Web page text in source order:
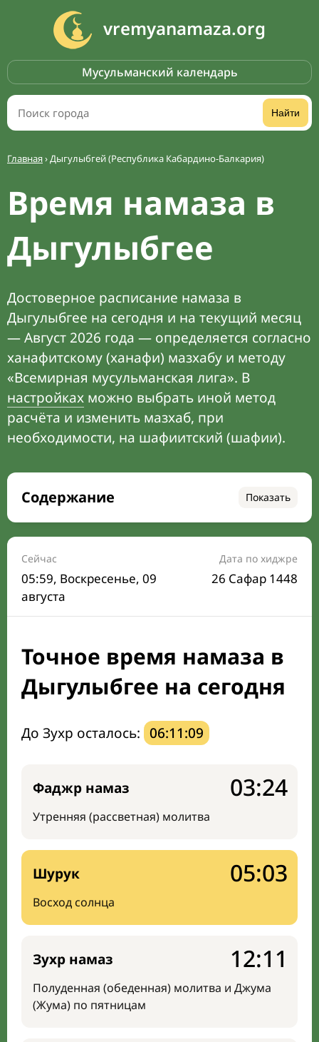
vremyanamaza.org
Мусульманский календарь
Найти
Главная›Дыгулыбгей (Республика Кабардино-Балкария)
Время намаза в
Дыгулыбгее
Достоверное расписание намаза в
Дыгулыбгее на сегодня и на текущий месяц
— Август 2026 года — определяется согласно
ханафитскому (ханафи) мазхабу и методу
«Всемирная мусульманская лига». В
настройках можно выбрать иной метод
расчёта и изменить мазхаб, при
необходимости, на шафиитский (шафии).
Содержание Показать
Время намаза на сегодня
Расписание на месяц
Время Сухура и Ифтара на сегодня
Календарь рамадана
Мечети и молельные комнаты
Направление киблы
Сейчас
05:59, Воскресенье, 09
августа
Дата по хиджре
26 Сафар 1448
Точное время намаза в
Дыгулыбгее на сегодня
До Зухр осталось: 06:11:08
Фаджр намаз
Утренняя (рассветная) молитва
03:24
Шурук
Восход солнца
05:03
Зухр намаз
Полуденная (обеденная) молитва и Джума
(Жума) по пятницам
12:11